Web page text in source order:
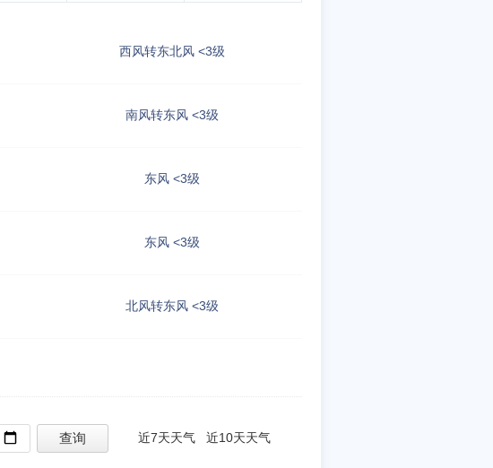
西风转东北风 <3级
南风转东风 <3级
东风 <3级
东风 <3级
北风转东风 <3级
近7天天气 近10天天气